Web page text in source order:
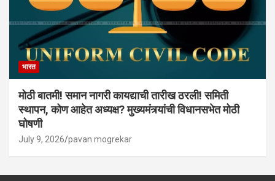
भारत
मोठी बातमी! समान नागरी कायद्याची तारीख ठरली! समिती
स्थापन, कोण आहेत अध्यक्ष? मुख्यमंत्र्यांची विधानसभेत मोठी
घोषणी
July 9, 2026 pavan mogrekar